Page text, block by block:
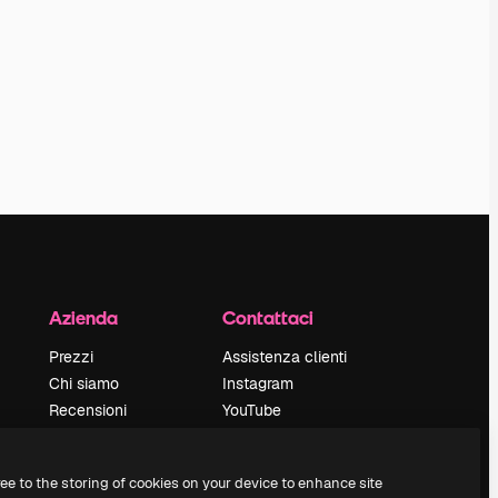
Azienda
Prezzi
Chi siamo
Recensioni
Blog
Contattaci
Assistenza clienti
Instagram
YouTube
Discord
to the storing of cookies on your device to enhance site